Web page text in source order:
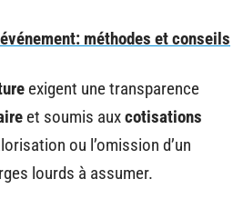
méthodes et conseils
exigent une transparence
et soumis auxcotisations
ou l’omission d’un
lourds à assumer.